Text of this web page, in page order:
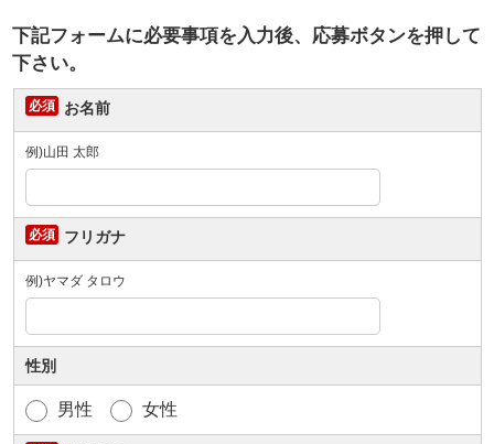
下記フォームに必要事項を入力後、応募ボタンを押して
下さい。
お名前
例)山田 太郎
フリガナ
例)ヤマダ タロウ
性別
男性 女性